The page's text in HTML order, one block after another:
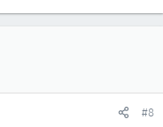
подъемнику. С ним
все про все уйдет 1-2-
и инструментов.
#8